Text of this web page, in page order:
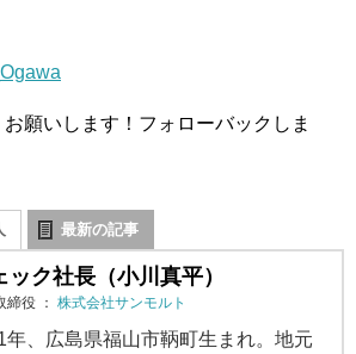
お願いします！フォローバックしま
最新の記事
ック社長（小川真平）
締役 ： 株式会社サンモルト
年、広島県福山市鞆町生まれ。地元